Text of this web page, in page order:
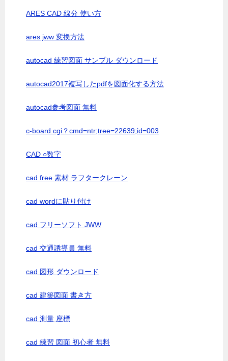
ARES CAD 線分 使い方
ares jww 変換方法
autocad 練習図面 サンプル ダウンロード
autocad2017複写したpdfを図面化する方法
autocad参考図面 無料
c-board.cgi？cmd=ntr;tree=22639;id=003
CAD ○数字
cad free 素材 ラフタークレーン
cad wordに貼り付け
cad フリーソフト JWW
cad 交通誘導員 無料
cad 図形 ダウンロード
cad 建築図面 書き方
cad 測量 座標
cad 練習 図面 初心者 無料